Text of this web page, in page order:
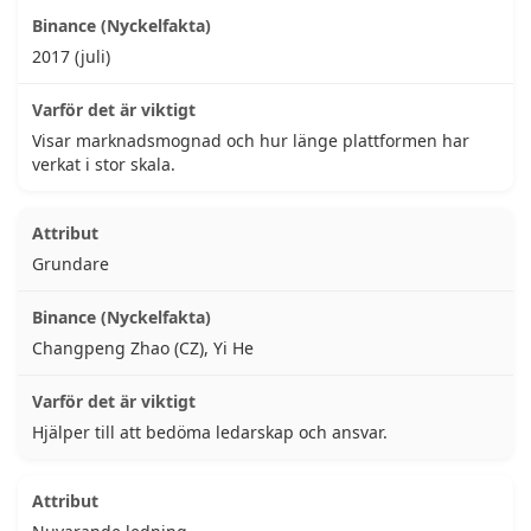
2017 (juli)
Visar marknadsmognad och hur länge plattformen har
verkat i stor skala.
Grundare
Changpeng Zhao (CZ), Yi He
Hjälper till att bedöma ledarskap och ansvar.